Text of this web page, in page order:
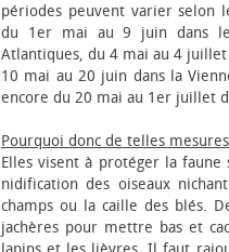
périodes peuvent varier selon
du 1er mai au 9 juin dans
Atlantiques, du 4 mai au 4
10 mai au 20 juin dans la
encore du 20 mai au 1er juillet
Pourquoi donc de telles mesures
Elles visent à protéger la
nidification des oiseaux
champs ou la caille des blés.
jachères pour mettre bas et